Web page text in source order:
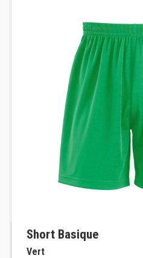
Short Basique
Vert